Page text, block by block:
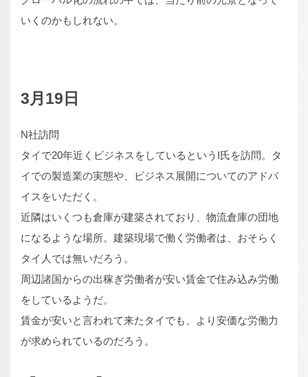
いくのかもしれない。
3月19日
N社訪問
タイで20年近くビジネスをしているというI氏を訪問。タ
イでの製造業の実態や、ビジネス展開についてのアドバ
イスをいただく。
近隣はいくつも倉庫が建築されており、物流倉庫の団地
になるような場所。建築現場で働く労働者は、おそらく
タイ人では無いだろう。
周辺諸国からの出稼ぎ労働者が安い賃金で住み込み労働
をしているようだ。
賃金が安いと言われて来たタイでも、より安価な労働力
が求められているのだろう。